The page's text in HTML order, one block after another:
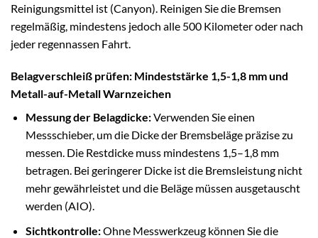
Reinigungsmittel ist (Canyon). Reinigen Sie die Bremsen
regelmäßig, mindestens jedoch alle 500 Kilometer oder nach
jeder regennassen Fahrt.
Belagverschleiß prüfen: Mindeststärke 1,5-1,8 mm und
Metall-auf-Metall Warnzeichen
Messung der Belagdicke:Verwenden Sie einen
Messschieber, um die Dicke der Bremsbeläge präzise zu
messen. Die Restdicke muss mindestens 1,5–1,8 mm
betragen. Bei geringerer Dicke ist die Bremsleistung nicht
mehr gewährleistet und die Beläge müssen ausgetauscht
werden (AIO).
Sichtkontrolle:Ohne Messwerkzeug können Sie die